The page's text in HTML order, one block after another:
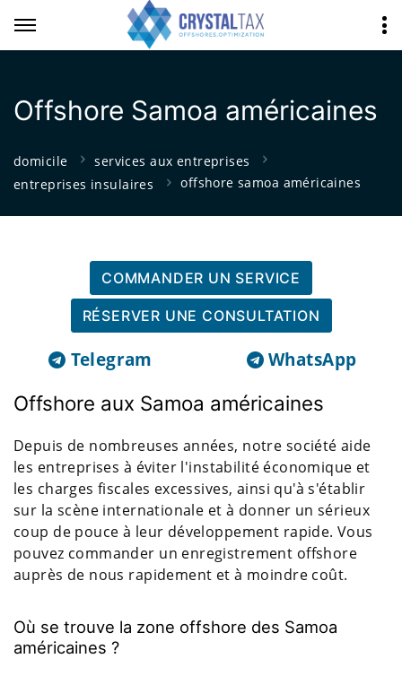
Offshore Samoa américaines
domicile
services aux entreprises
entreprises insulaires
offshore samoa américaines
COMMANDER UN SERVICE
RÉSERVER UNE CONSULTATION
Telegram WhatsApp
Offshore aux Samoa américaines
Depuis de nombreuses années, notre société aide
les entreprises à éviter l'instabilité économique et
les charges fiscales excessives, ainsi qu'à s'établir
sur la scène internationale et à donner un sérieux
coup de pouce à leur développement rapide. Vous
pouvez commander un enregistrement offshore
auprès de nous rapidement et à moindre coût.
Où se trouve la zone offshore des Samoa
américaines ?